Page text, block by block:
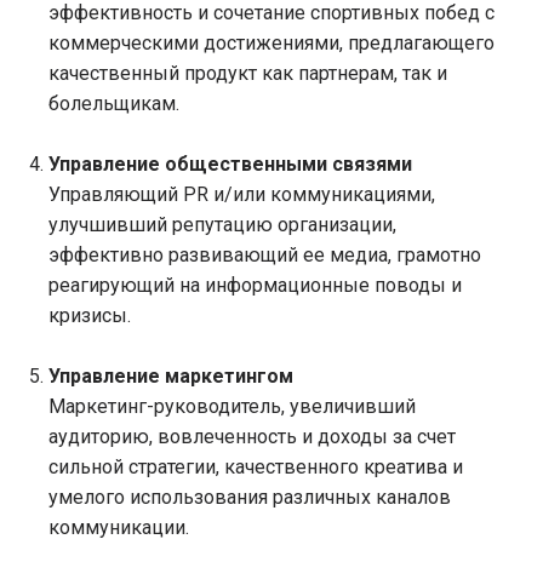
эффективность и сочетание спортивных побед с
коммерческими достижениями, предлагающего
качественный продукт как партнерам, так и
болельщикам.
Управление общественными связями
Управляющий PR и/или коммуникациями,
улучшивший репутацию организации,
эффективно развивающий ее медиа, грамотно
реагирующий на информационные поводы и
кризисы.
Управление маркетингом
Маркетинг-руководитель, увеличивший
аудиторию, вовлеченность и доходы за счет
сильной стратегии, качественного креатива и
умелого использования различных каналов
коммуникации.